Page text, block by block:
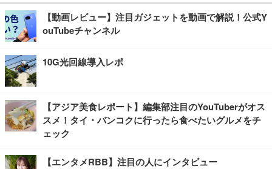
【動画レビュー】注目ガジェットを動画で解説！公式Y
ouTubeチャンネル
10G光回線導入レポ
【アジア美食レポート】編集部注目のYouTuberがオス
スメ！タイ・バンコクに行ったら食べたいグルメをチ
ェック
【エンタメRBB】注目の人にインタビュー